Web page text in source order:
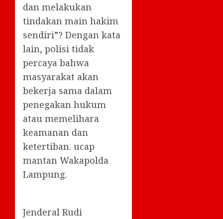
dan melakukan
tindakan main hakim
sendiri”? Dengan kata
lain, polisi tidak
percaya bahwa
masyarakat akan
bekerja sama dalam
penegakan hukum
atau memelihara
keamanan dan
ketertiban. ucap
mantan Wakapolda
Lampung.
Jenderal Rudi